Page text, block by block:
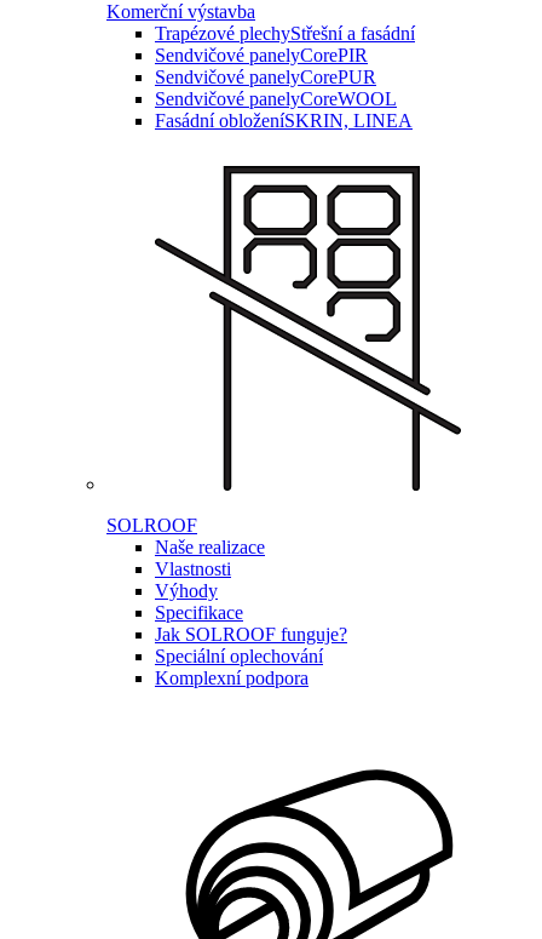
Komerční výstavba
Trapézové plechyStřešní a fasádní
Sendvičové panelyCorePIR
Sendvičové panelyCorePUR
Sendvičové panelyCoreWOOL
Fasádní obloženíSKRIN, LINEA
SOLROOF
Naše realizace
Vlastnosti
Výhody
Specifikace
Jak SOLROOF funguje?
Speciální oplechování
Komplexní podpora